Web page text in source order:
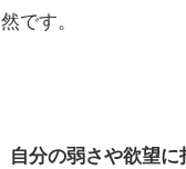
です。
自分の弱さや欲望